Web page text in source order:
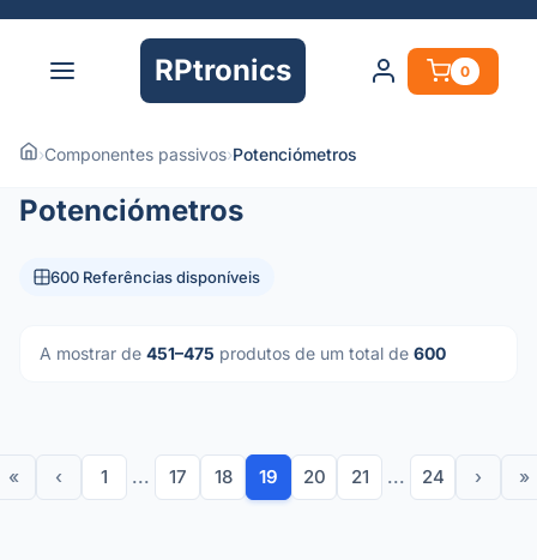
RPtronics 0
›Componentes passivos›Potenciómetros
Potenciómetros
600 Referências disponíveis
A mostrar de 451–475 produtos de um total de 600
« ‹ 1 ... 17 18 19 20 21 ... 24 › »